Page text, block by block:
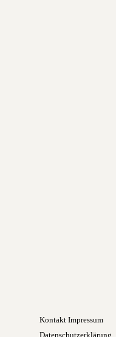
Kontakt Impressum
Datenschutzerklärung